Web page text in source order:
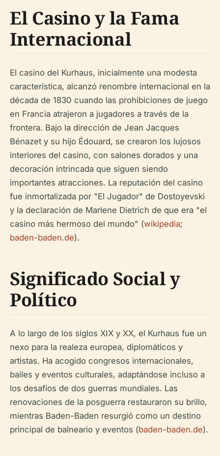
El Casino y la Fama
Internacional
El casino del Kurhaus, inicialmente una modesta
característica, alcanzó renombre internacional en la
década de 1830 cuando las prohibiciones de juego
en Francia atrajeron a jugadores a través de la
frontera. Bajo la dirección de Jean Jacques
Bénazet y su hijo Édouard, se crearon los lujosos
interiores del casino, con salones dorados y una
decoración intrincada que siguen siendo
importantes atracciones. La reputación del casino
fue inmortalizada por "El Jugador" de Dostoyevski
y la declaración de Marlene Dietrich de que era "el
casino más hermoso del mundo" (wikipedia;
baden-baden.de).
Significado Social y
Político
A lo largo de los siglos XIX y XX, el Kurhaus fue un
nexo para la realeza europea, diplomáticos y
artistas. Ha acogido congresos internacionales,
bailes y eventos culturales, adaptándose incluso a
los desafíos de dos guerras mundiales. Las
renovaciones de la posguerra restauraron su brillo,
mientras Baden-Baden resurgió como un destino
principal de balneario y eventos (baden-baden.de).